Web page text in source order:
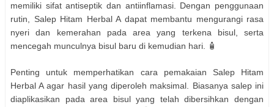
memiliki sifat antiseptik dan antiinflamasi. Dengan penggunaan
rutin, Salep Hitam Herbal A dapat membantu mengurangi rasa
nyeri dan kemerahan pada area yang terkena bisul, serta
mencegah munculnya bisul baru di kemudian hari. 🧴
Penting untuk memperhatikan cara pemakaian Salep Hitam
Herbal A agar hasil yang diperoleh maksimal. Biasanya salep ini
diaplikasikan pada area bisul yang telah dibersihkan dengan